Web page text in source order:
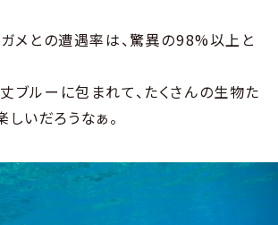
ガメとの遭遇率は、驚異の98%以上と
ブルーに包まれて、たくさんの生物た
いだろうなぁ。